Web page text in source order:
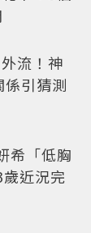
流！神
引猜測
希「低胸
近況完